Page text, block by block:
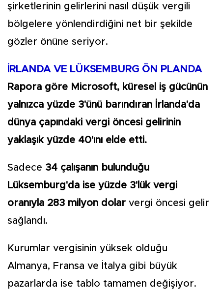
şirketlerinin gelirlerini nasıl düşük vergili
bölgelere yönlendirdiğini net bir şekilde
gözler önüne seriyor.
İRLANDA VE LÜKSEMBURG ÖN PLANDA
Rapora göre Microsoft, küresel iş gücünün
yalnızca yüzde 3'ünü barındıran İrlanda'da
dünya çapındaki vergi öncesi gelirinin
yaklaşık yüzde 40'ını elde etti.
Sadece 34 çalışanın bulunduğu
Lüksemburg'da ise yüzde 3'lük vergi
oranıyla 283 milyon dolar vergi öncesi gelir
sağlandı.
Kurumlar vergisinin yüksek olduğu
Almanya, Fransa ve İtalya gibi büyük
pazarlarda ise tablo tamamen değişiyor.